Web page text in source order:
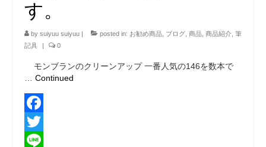
す。
by suiyuu suiyuu | posted in: お勧め商品 ブログ 商品 商品紹介 筆
記具
| 0
モンブランのクリーンアップ 一番人気の146を数本で
Continued
Facebook
Twitter